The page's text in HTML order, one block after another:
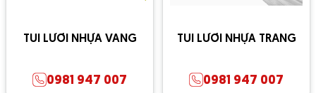
TÚI LƯỚI NHỰA VÀNG
0981 947 007
TÚI LƯỚI NHỰA TRẮNG
0981 947 007